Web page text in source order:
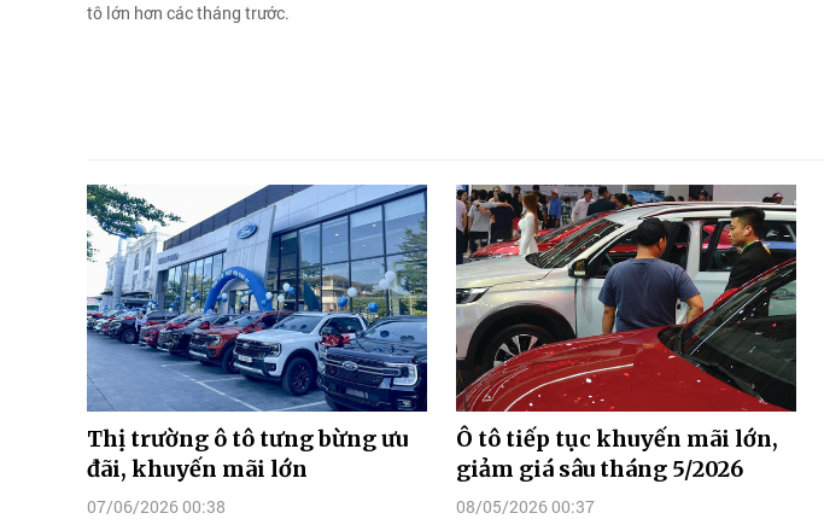
tô lớn hơn các tháng trước.
Thị trường ô tô tưng bừng ưu
đãi, khuyến mãi lớn
07/06/2026 00:38
Ô tô tiếp tục khuyến mãi lớn,
giảm giá sâu tháng 5/2026
08/05/2026 00:37